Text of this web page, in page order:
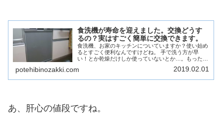
食洗機が寿命を迎えました。交換どうす
るの？実はすごく簡単に交換できます。
食洗機、お家のキッチンについていますか？使い始め
るとすごく便利なんですけどね。 手で洗う方が早
い！とか乾燥だけしか使っていないとか…。もったい
す。あ、でも卓上タイプはダメかも…。
potehibinozakki.com 2019.02.01
あ、肝心の値段ですね。